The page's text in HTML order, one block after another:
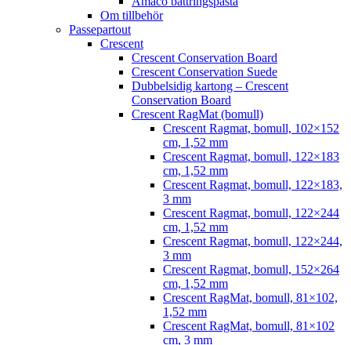
Om tillbehör
Passepartout
Crescent
Crescent Conservation Board
Crescent Conservation Suede
Dubbelsidig kartong – Crescent
Conservation Board
Crescent RagMat (bomull)
Crescent Ragmat, bomull, 102×152
cm, 1,52 mm
Crescent Ragmat, bomull, 122×183
cm, 1,52 mm
Crescent Ragmat, bomull, 122×183,
3 mm
Crescent Ragmat, bomull, 122×244
cm, 1,52 mm
Crescent Ragmat, bomull, 122×244,
3 mm
Crescent Ragmat, bomull, 152×264
cm, 1,52 mm
Crescent RagMat, bomull, 81×102,
1,52 mm
Crescent RagMat, bomull, 81×102
cm, 3 mm